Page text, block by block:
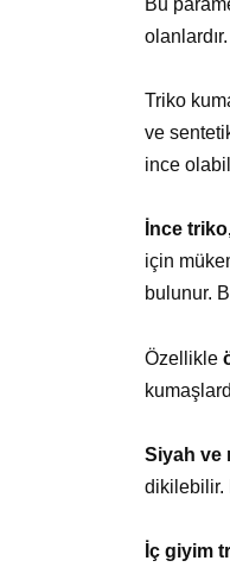
Bu
olanlardır.
Triko
ve
ince
İnce
için
bulunur.
Özellikle
Siyah ve
dikilebilir.
İç giyim